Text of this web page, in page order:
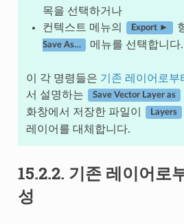
목을 선택하거나
컨텍스트 메뉴의
Export ►
Save As… 메뉴를 선택합니다.
이 각 명령들은 기존 레이어로부
서 설명하는
Save Vector Layer as
화창에서 저장한 파일이
Layers
레이어를 대체합니다.
15.2.2. 기존 레이어로
성